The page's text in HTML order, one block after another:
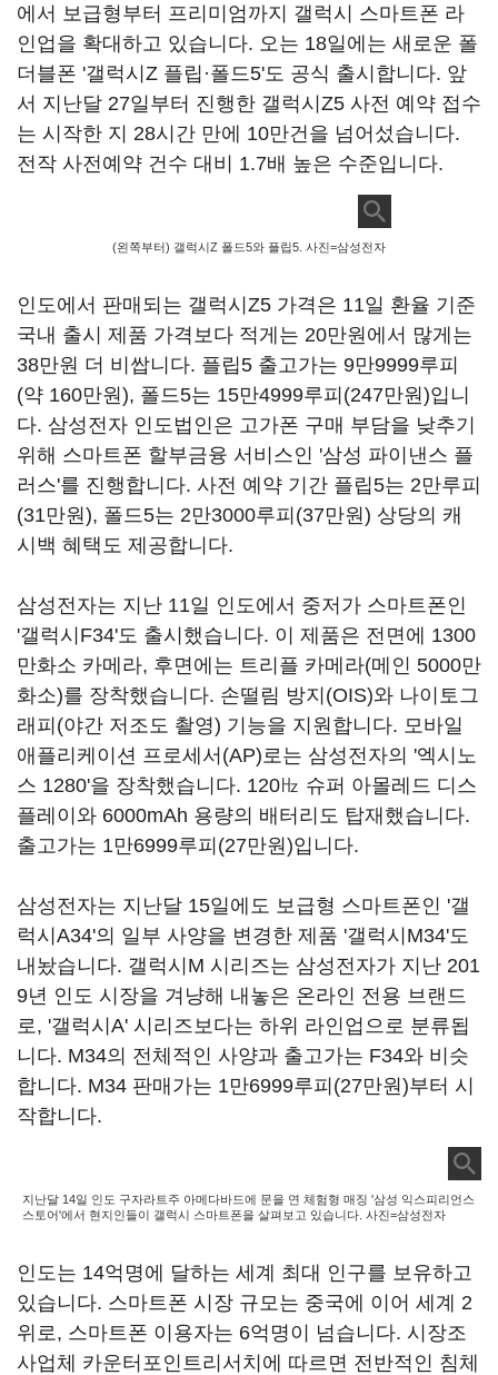
에서 보급형부터 프리미엄까지 갤럭시 스마트폰 라
인업을 확대하고 있습니다. 오는 18일에는 새로운 폴
더블폰 '갤럭시Z 플립·폴드5'도 공식 출시합니다. 앞
서 지난달 27일부터 진행한 갤럭시Z5 사전 예약 접수
는 시작한 지 28시간 만에 10만건을 넘어섰습니다.
전작 사전예약 건수 대비 1.7배 높은 수준입니다.
(왼쪽부터) 갤럭시Z 폴드5와 플립5. 사진=삼성전자
인도에서 판매되는 갤럭시Z5 가격은 11일 환율 기준
국내 출시 제품 가격보다 적게는 20만원에서 많게는
38만원 더 비쌉니다. 플립5 출고가는 9만9999루피
(약 160만원), 폴드5는 15만4999루피(247만원)입니
다. 삼성전자 인도법인은 고가폰 구매 부담을 낮추기
위해 스마트폰 할부금융 서비스인 '삼성 파이낸스 플
러스'를 진행합니다. 사전 예약 기간 플립5는 2만루피
(31만원), 폴드5는 2만3000루피(37만원) 상당의 캐
시백 혜택도 제공합니다.
삼성전자는 지난 11일 인도에서 중저가 스마트폰인
'갤럭시F34'도 출시했습니다. 이 제품은 전면에 1300
만화소 카메라, 후면에는 트리플 카메라(메인 5000만
화소)를 장착했습니다. 손떨림 방지(OIS)와 나이토그
래피(야간 저조도 촬영) 기능을 지원합니다. 모바일
애플리케이션 프로세서(AP)로는 삼성전자의 '엑시노
스 1280'을 장착했습니다. 120㎐ 슈퍼 아몰레드 디스
플레이와 6000mAh 용량의 배터리도 탑재했습니다.
출고가는 1만6999루피(27만원)입니다.
삼성전자는 지난달 15일에도 보급형 스마트폰인 '갤
럭시A34'의 일부 사양을 변경한 제품 '갤럭시M34'도
내놨습니다. 갤럭시M 시리즈는 삼성전자가 지난 201
9년 인도 시장을 겨냥해 내놓은 온라인 전용 브랜드
로, '갤럭시A' 시리즈보다는 하위 라인업으로 분류됩
니다. M34의 전체적인 사양과 출고가는 F34와 비슷
합니다. M34 판매가는 1만6999루피(27만원)부터 시
작합니다.
지난달 14일 인도 구자라트주 아메다바드에 문을 연 체험형 매징 '삼성 익스피리언스
스토어'에서 현지인들이 갤럭시 스마트폰을 살펴보고 있습니다. 사진=삼성전자
인도는 14억명에 달하는 세계 최대 인구를 보유하고
있습니다. 스마트폰 시장 규모는 중국에 이어 세계 2
위로, 스마트폰 이용자는 6억명이 넘습니다. 시장조
사업체 카운터포인트리서치에 따르면 전반적인 침체